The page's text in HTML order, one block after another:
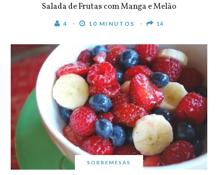
Salada de Frutas com Manga e Melão
4 10 MINUTOS 14
SOBREMESAS